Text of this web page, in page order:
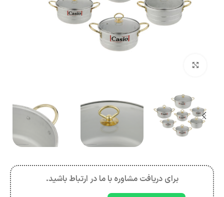
برای دریافت مشاوره با ما در ارتباط باشید.